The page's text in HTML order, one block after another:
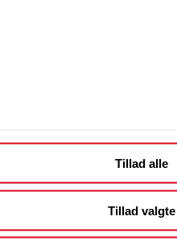
Tillad alle
Tillad valgte
watt eller mere. Hvilken
tv og opladere ikke tager
fra blandt andet Honda
en ATS boks mellem
maskinen automatisk ved
5.200 watt eller mere er et
almindelig husstand.
hver opgave – fra baghaven
gør det tunge